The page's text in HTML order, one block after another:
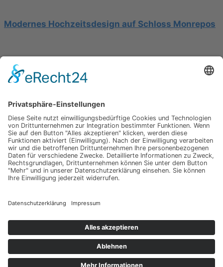
Modernes Hochzeitsdesign auf Schloss Monrepos
Hochzeit am Gardasee auf einer Segelyacht
Impressum
Werbung
About
Einsendung
AGB
Datenschutzerklärung
About
Datenschutzerklärung